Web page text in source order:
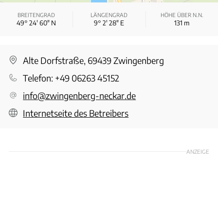
BREITENGRAD
49° 24′ 60″ N
LÄNGENGRAD
9° 2′ 28″ E
HÖHE ÜBER N.N.
131 m
Alte Dorfstraße, 69439 Zwingenberg
Telefon: +49 06263 45152
info@zwingenberg-neckar.de
Internetseite des Betreibers
ANZEIGE